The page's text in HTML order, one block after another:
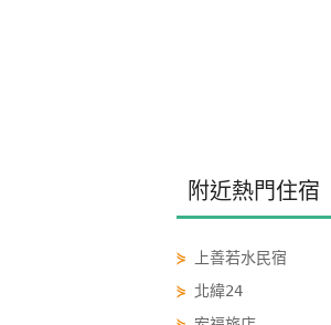
附近熱門住宿
⋟ 上善若水民宿
⋟ 北緯24